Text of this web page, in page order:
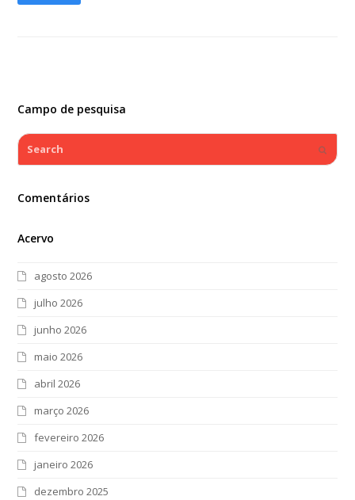
Campo de pesquisa
Search
Comentários
Acervo
agosto 2026
julho 2026
junho 2026
maio 2026
abril 2026
março 2026
fevereiro 2026
janeiro 2026
dezembro 2025